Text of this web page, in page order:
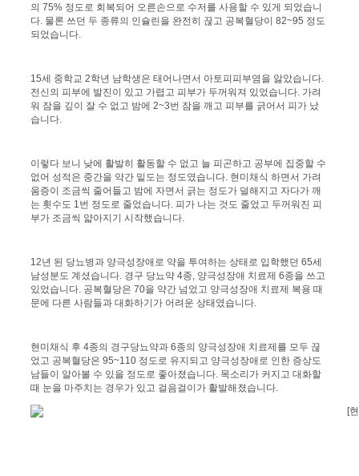
의 75% 정도로 회복되어 오른손으로 수저를 사용할 수 있게 되었습니
다. 물론 쓰던 두 종류의 인슐린을 완전히 끊고 공복혈당이 82~95 정도
되었습니다.
15세 중학교 2학년 남학생은 태어나면서 아토피피부염을 앓았습니다.
전신의 피부에 발진이 있고 가렵고 피부가 두꺼워져 있었습니다. 가려
워 잠을 깊이 잘 수 없고 밤에 2~3번 잠을 깨고 피부를 긁어서 피가 났
습니다.
이렇다 보니 낮에 활발히 활동할 수 없고 늘 피곤하고 공부에 집중할 수
없어 성적은 중간을 약간 밑도는 정도였습니다. 현미채식 하면서 가려
움증이 조금씩 줄어들고 밤에 자면서 긁는 정도가 덜해지고 자다가 깨
는 횟수도 1번 정도로 줄었습니다. 피가 나는 것도 줄었고 두꺼워진 피
부가 조금씩 얇아지기 시작했습니다.
12년 된 당뇨병과 양극성장애로 약을 투여하는 상태로 입학했던 65세
남성분도 계셨습니다. 경구 당뇨약 4종, 양극성장애 치료제 6종을 쓰고
있었습니다. 공복혈당은 70을 약간 넘었고 양극성장애 치료제 복용 때
문에 다른 사람들과 대화하기가 어려운 상태였습니다.
현미채식 후 4종의 경구당뇨약과 6종의 양극성장애 치료제를 모두 끊
었고 공복혈당은 95~110 정도로 유지되고 양극성장애로 인한 증상도
남들이 알아볼 수 있을 정도로 좋아졌습니다. 목소리가 커지고 대화할
때 눈을 마주치는 경우가 있고 걸음걸이가 활발해졌습니다.